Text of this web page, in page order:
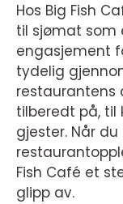
Hos Big Fish
til sjømat som
engasjement
tydelig
restaurantens
tilberedt på, til
gjester. Når
Fish Café et
glipp av.